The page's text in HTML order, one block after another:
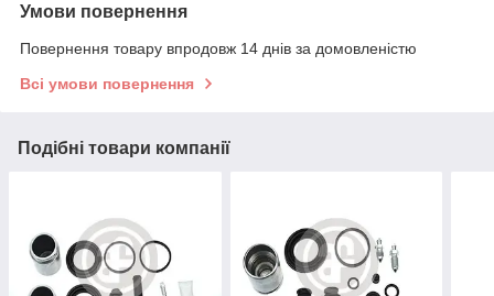
Умови повернення
Повернення товару впродовж 14 днів за домовленістю
Всі умови повернення
Подібні товари компанії